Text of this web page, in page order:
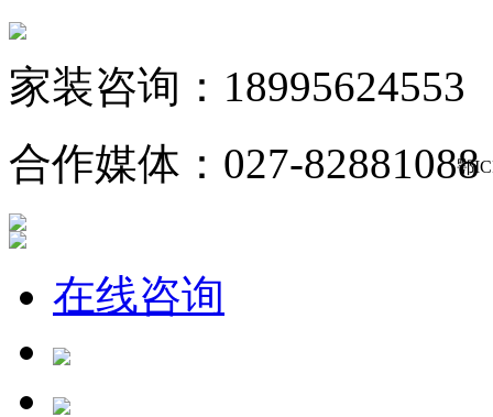
家装咨询：18995624553
合作媒体：027-82881088
鄂
在线咨询